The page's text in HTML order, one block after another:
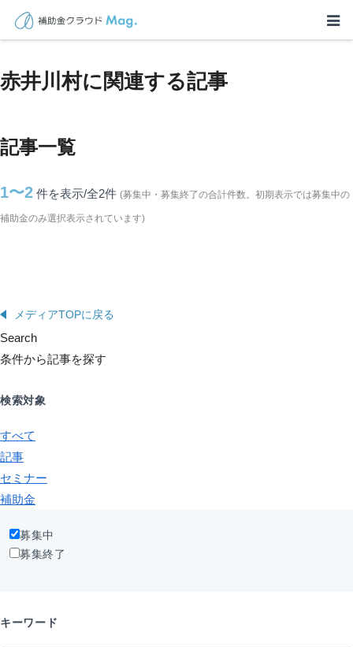
TOP > 補助金・助成金詳細>北海道
赤井川村に関連する記事
記事一覧
1〜2 件を表示/全2件 (募集中・募集終了の合計件数。初期表示では募集中の
補助金のみ選択表示されています)
メディアTOPに戻る
Search
条件から記事を探す
検索対象
すべて
記事
セミナー
補助金
募集中
募集終了
キーワード